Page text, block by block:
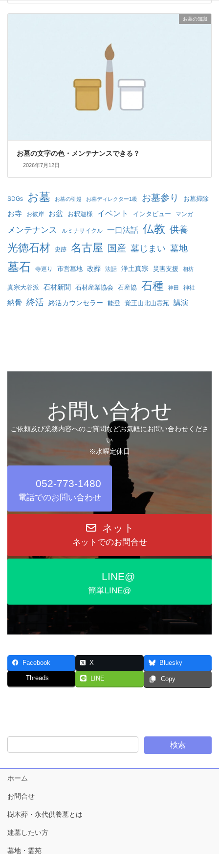
お墓の知識
お墓の文字の色・メンテナンスできる？
2026年7月12日
SDGs お墓 お墓の引越 お墓ディレクター1級 お墓参り お墓掃除
お寺 お彼岸 お盆 お釈迦様 イベント インタビュー マンガ
メンテナンス ルミナサイクル 一口法話 仏教 供養
光徳石材 史跡 名古屋 国産 墓じまい 墓地
墓石 寺巡り 市営墓地 改葬 法話 浄土真宗 災害支援 相坊
真宗大谷派 石材新聞 石材産業協会 石産協 石種 神田 神社
納骨 終活 終活カウンセラー 能登 覚王山北山霊苑 講演
お問い合わせ
ご依頼及び業務内容へのご質問などお気軽にお問い合わせくださ
い
※水曜定休日
052-773-1480
電話でのお問い合わせ
ネット
ネットでのお問合せ
LINE@
簡単LINE@
Facebook X Bluesky
Threads LINE Copy
ホーム
お問合せ
樹木葬・永代供養墓とは
建墓したい方
墓地・霊苑